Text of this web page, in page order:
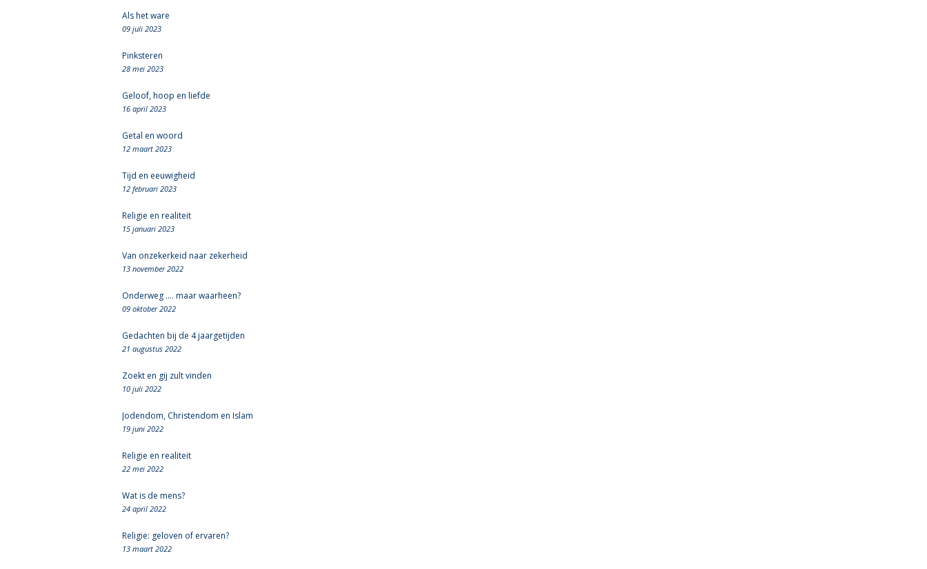
Als het ware
09 juli 2023
Pinksteren
28 mei 2023
Geloof, hoop en liefde
16 april 2023
Getal en woord
12 maart 2023
Tijd en eeuwigheid
12 februari 2023
Religie en realiteit
15 januari 2023
Van onzekerkeid naar zekerheid
13 november 2022
Onderweg .... maar waarheen?
09 oktober 2022
Gedachten bij de 4 jaargetijden
21 augustus 2022
Zoekt en gij zult vinden
10 juli 2022
Jodendom, Christendom en Islam
19 juni 2022
Religie en realiteit
22 mei 2022
Wat is de mens?
24 april 2022
Religie: geloven of ervaren?
13 maart 2022